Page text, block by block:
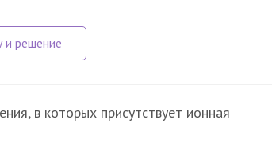
в которых присутствует ионная